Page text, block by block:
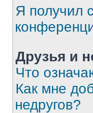
Я получил
Друзья и
Что
Как мне
недругов?